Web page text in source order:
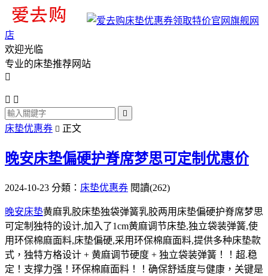
旗舰网
店
欢迎光临
专业的床垫推荐网站

 

床垫优惠券  正文
晚安床垫偏硬护脊席梦思可定制优惠价
2024-10-23 分類： 床垫优惠券 閱讀(262)
晚安床垫黄麻乳胶床垫独袋弹簧乳胶两用床垫偏硬护脊席梦思
可定制独特的设计,加入了1cm黄麻调节床垫,独立袋装弹簧,使
用环保棉麻面料,床垫偏硬,采用环保棉麻面料,提供多种床垫款
式，独特方格设计 + 黄麻调节硬度 + 独立袋装弹簧！！超.稳
定！支撑力强！环保棉麻面料！！确保舒适度与健康，关键是